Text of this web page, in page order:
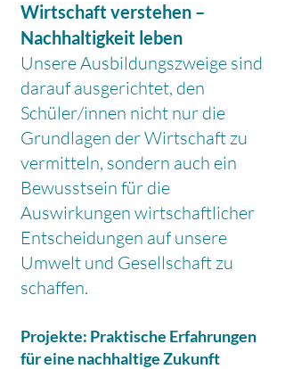
Wirtschaft verstehen –
Nachhaltigkeit leben
Unsere Ausbildungszweige sind
darauf ausgerichtet, den
Schüler/innen nicht nur die
Grundlagen der Wirtschaft zu
vermitteln, sondern auch ein
Bewusstsein für die
Auswirkungen wirtschaftlicher
Entscheidungen auf unsere
Umwelt und Gesellschaft zu
schaffen.
Projekte: Praktische Erfahrungen
für eine nachhaltige Zukunft